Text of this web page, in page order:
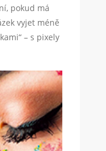
pokud má
vyjet méně
– s pixely